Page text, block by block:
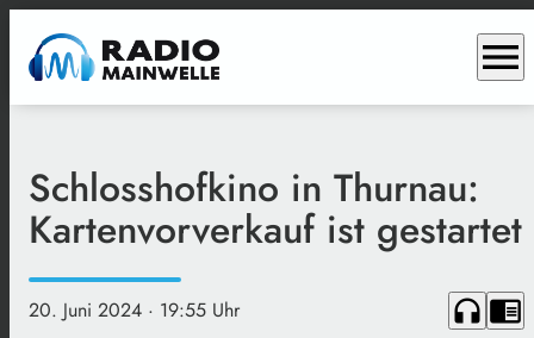
menu
Schlosshofkino in Thurnau:
Kartenvorverkauf ist gestartet
20. Juni 2024 · 19:55 Uhr headphones chrome_reader_mode